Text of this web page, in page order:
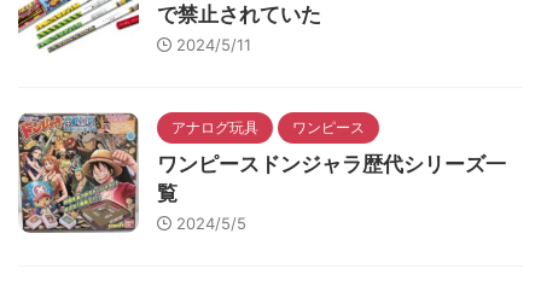
で禁止されていた
2024/5/11
アナログ玩具 ワンピース
ワンピースドンジャラ歴代シリーズ一
覧
2024/5/5